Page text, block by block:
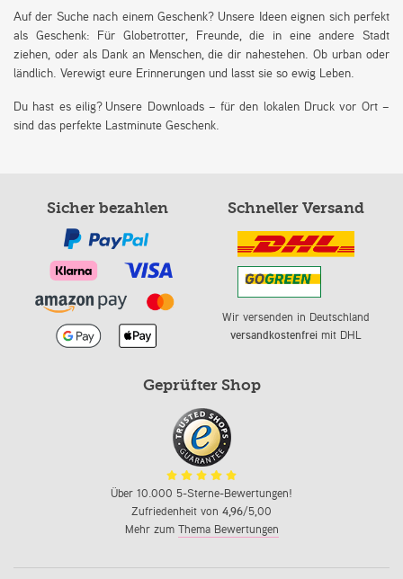
Auf der Suche nach einem Geschenk? Unsere Ideen eignen sich perfekt
als Geschenk: Für Globetrotter, Freunde, die in eine andere Stadt
ziehen, oder als Dank an Menschen, die dir nahestehen. Ob urban oder
ländlich. Verewigt eure Erinnerungen und lasst sie so ewig Leben.
Du hast es eilig? Unsere Downloads – für den lokalen Druck vor Ort –
sind das perfekte Lastminute Geschenk.
Sicher bezahlen Schneller Versand
Wir versenden in Deutschland
versandkostenfreimit DHL
Geprüfter Shop
Über 10.000 5-Sterne-Bewertungen!
Zufriedenheit von 4,96/5,00
Mehr zum Thema Bewertungen